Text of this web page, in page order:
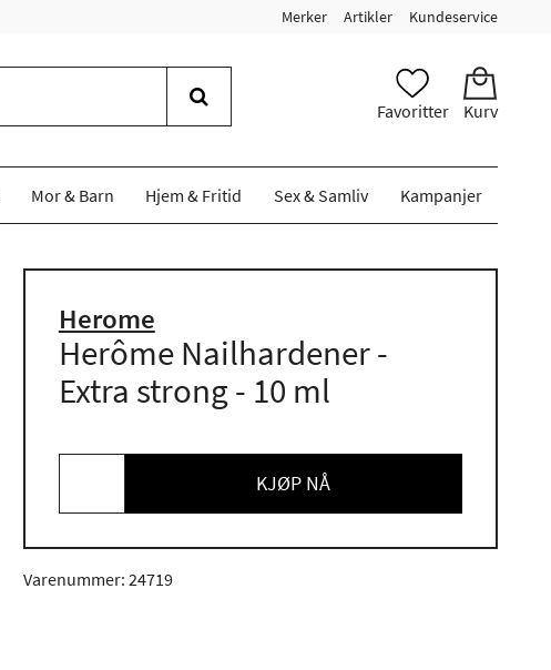
Merker Artikler Kundeservice
Favoritter Kurv
Mor & Barn Hjem & Fritid Sex & Samliv Kampanjer
Herome
Herôme Nailhardener -
Extra strong - 10 ml
KJØP NÅ
Varenummer: 24719